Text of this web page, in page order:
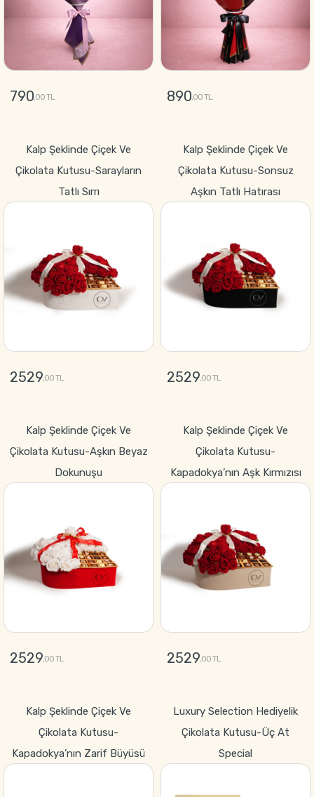
790,00 TL 890,00 TL
Kalp Şeklinde Çiçek Ve
Çikolata Kutusu-Sarayların
Tatlı Sırrı
2529,00 TL
Kalp Şeklinde Çiçek Ve
Çikolata Kutusu-Sonsuz
Aşkın Tatlı Hatırası
2529,00 TL
Kalp Şeklinde Çiçek Ve
Çikolata Kutusu-Aşkın Beyaz
Dokunuşu
2529,00 TL
Kalp Şeklinde Çiçek Ve
Çikolata Kutusu-
Kapadokya’nın Aşk Kırmızısı
2529,00 TL
Kalp Şeklinde Çiçek Ve
Çikolata Kutusu-
Kapadokya’nın Zarif Büyüsü
Luxury Selection Hediyelik
Çikolata Kutusu-Üç At
Special